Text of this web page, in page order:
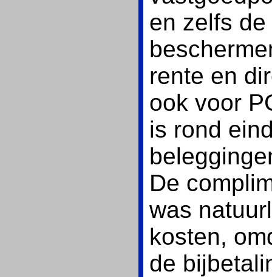
en zelfs
rente en
ook voor
is rond
De
was
kosten,
de